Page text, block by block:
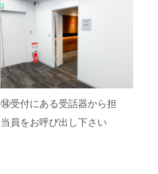
⑭受付にある受話器から担
当員をお呼び出し下さい